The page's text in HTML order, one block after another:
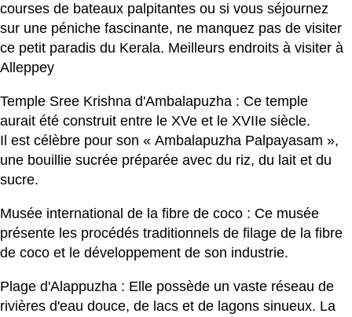
courses de bateaux palpitantes ou si vous séjournez
sur une péniche fascinante, ne manquez pas de visiter
ce petit paradis du Kerala. Meilleurs endroits à visiter à
Alleppey
Temple Sree Krishna d'Ambalapuzha : Ce temple
aurait été construit entre le XVe et le XVIIe siècle.
Il est célèbre pour son « Ambalapuzha Palpayasam »,
une bouillie sucrée préparée avec du riz, du lait et du
sucre.
Musée international de la fibre de coco : Ce musée
présente les procédés traditionnels de filage de la fibre
de coco et le développement de son industrie.
Plage d'Alappuzha : Elle possède un vaste réseau de
rivières d'eau douce, de lacs et de lagons sinueux. La